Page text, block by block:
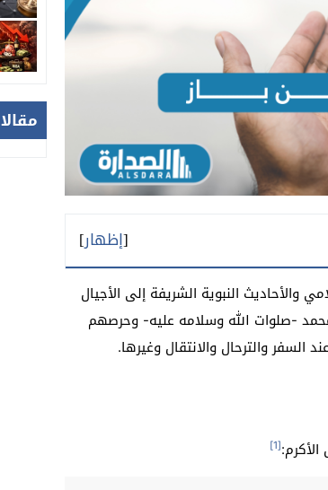
[إظهار]
والأحاديث النبوية الشريفة إلى الأجيال
-صلوات الله وسلامه عليه- وحرصهم
السفر والترحال والانتقال وغيرها.
[1]